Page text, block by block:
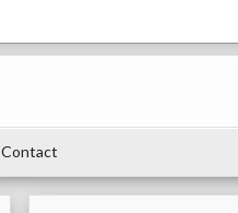
Contact